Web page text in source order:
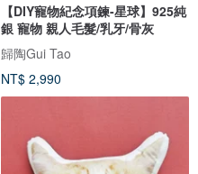
【DIY寵物紀念項鍊-星球】925純
銀 寵物 親人毛髮/乳牙/骨灰
歸陶Gui Tao
NT$ 2,990